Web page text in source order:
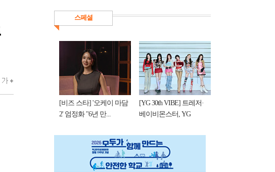
스페셜
[비즈 스타] '오케이 마담
2' 엄정화 "6년 만...
[YG 30th VIBE] 트레저·
베이비몬스터, YG